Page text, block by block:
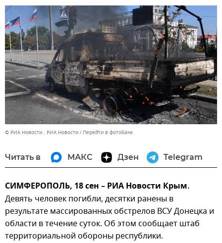
© РИА Новости . РИА Новости Перейти в фотобанк
Читать в МАКС Дзен Telegram
СИМФЕРОПОЛЬ, 18 сен – РИА Новости Крым.
Девять человек погибли, десятки ранены в
результате массированных обстрелов ВСУ Донецка и
области в течение суток. Об этом сообщает штаб
территориальной обороны республики.